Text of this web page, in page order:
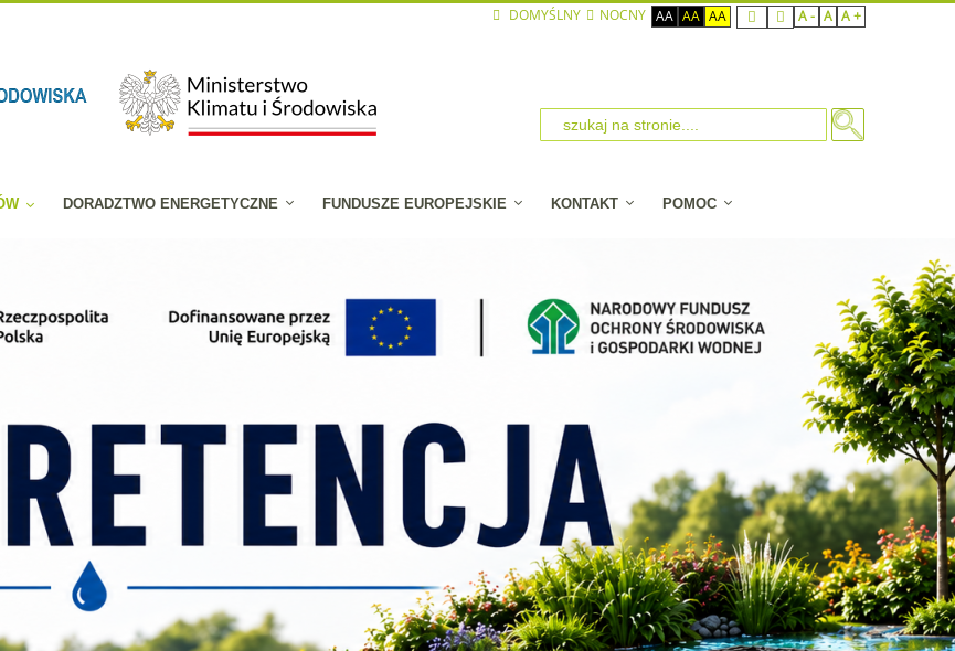
DOMYŚLNY NOCNY AA AA AA A - A A +
DORADZTWO ENERGETYCZNE FUNDUSZE EUROPEJSKIE KONTAKT POMOC